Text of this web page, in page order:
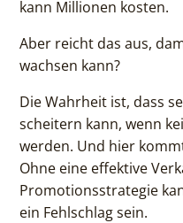
kann Millionen kosten.
Aber reicht das aus,
wachsen kann?
Die Wahrheit ist, dass
scheitern kann, wenn
werden. Und hier
Ohne eine effektive
Promotionsstrategie
ein Fehlschlag sein.